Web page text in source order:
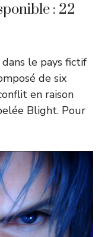
: 22
le pays fictif
de six
en raison
Blight. Pour